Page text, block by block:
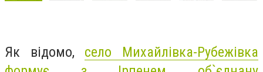
Як відомо, село Михайлівка-Рубежівка